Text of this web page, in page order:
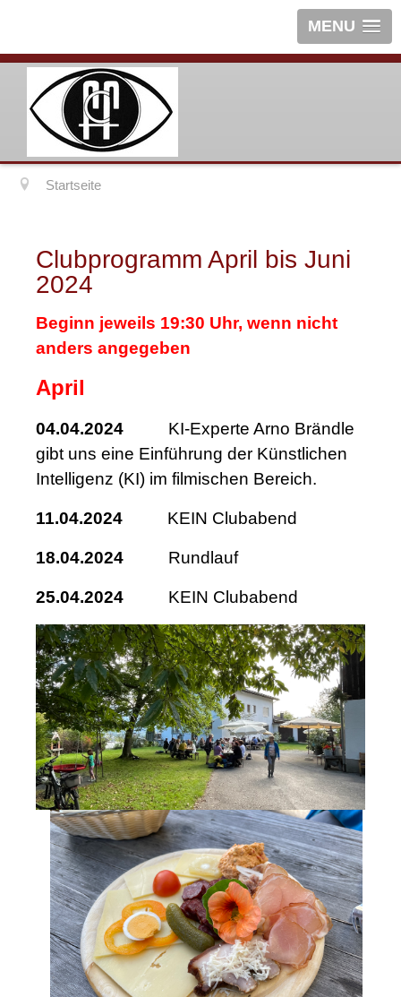
MENU
Startseite
Clubprogramm April bis Juni
2024
Beginn jeweils 19:30 Uhr, wenn nicht
anders angegeben
April
04.04.2024 KI-Experte Arno Brändle
gibt uns eine Einführung der Künstlichen
Intelligenz (KI) im filmischen Bereich.
11.04.2024 KEIN Clubabend
18.04.2024 Rundlauf
25.04.2024 KEIN Clubabend